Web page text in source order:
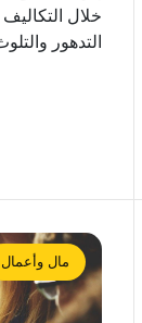
خلال التكاليف
التدهور
مال وأعمال